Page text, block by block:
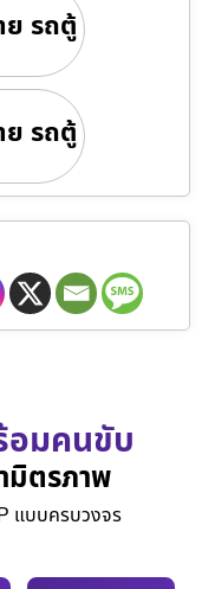
รถตู้
รถตู้
อมคนขับ
มิตรภาพ
แบบครบวงจร